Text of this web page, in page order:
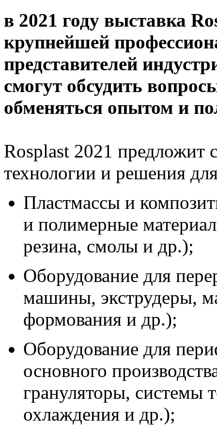
в 2021 году выставка
крупнейшей
представителей
смогут обсудить
обменяться опытом и
Rosplast 2021 предложит
технологии и решения
Пластмассы и
и полимерные
резина, смолы и др.);
Оборудование для
машины, экструдеры,
формования и др.);
Оборудование для
основного
грануляторы, системы
охлаждения и др.);